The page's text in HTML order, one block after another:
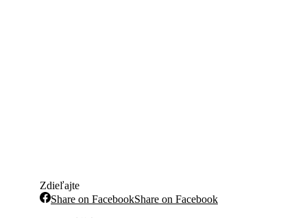
Zdieľajte
Share on FacebookShare on Facebook